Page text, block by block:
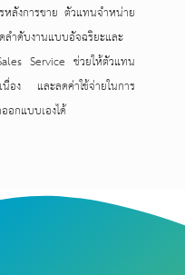
หลังการขาย ตัวแทนจำหน่าย
ลำดับงานแบบอัจฉริยะและ
Service ช่วยให้ตัวแทน
นื่อง และลดค่าใช้จ่ายในการ
อกแบบเองได้